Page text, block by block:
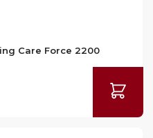
Care Force 2200